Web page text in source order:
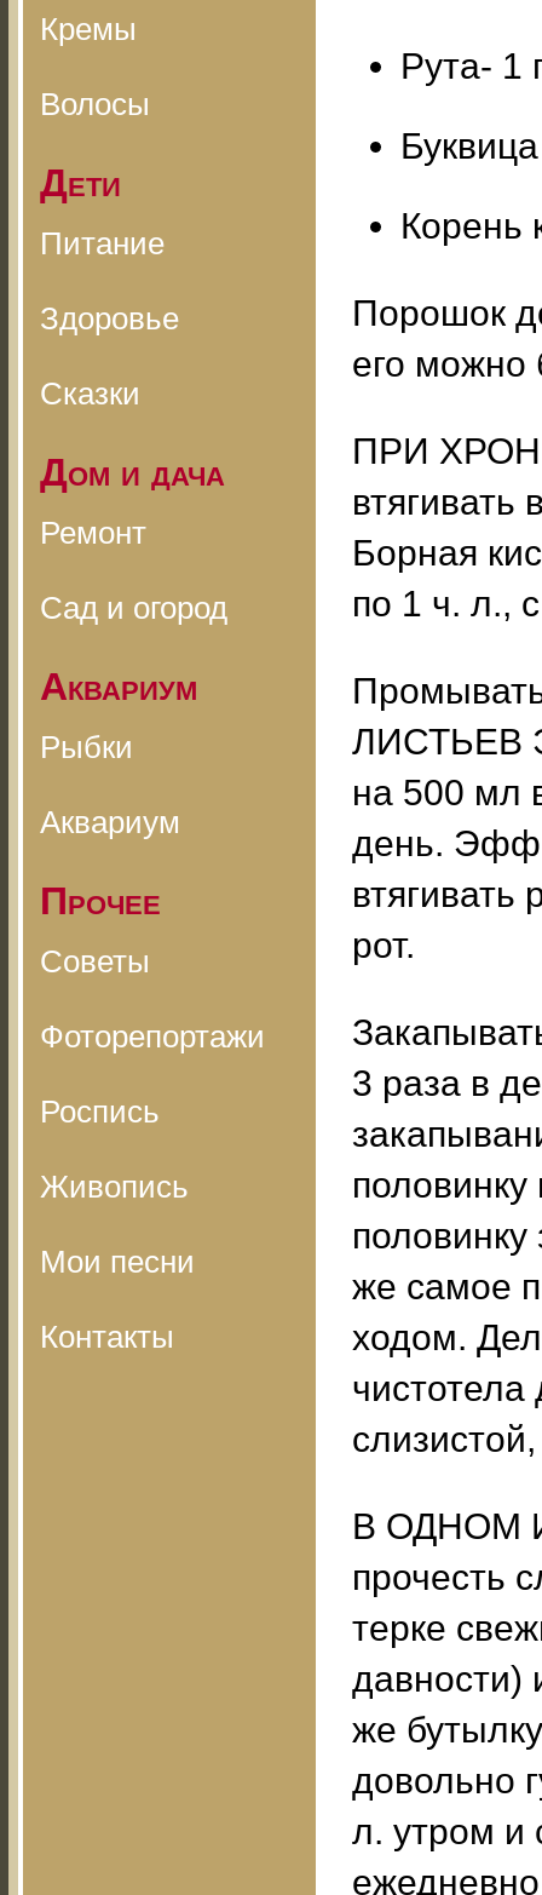
Кремы
Волосы
Дети
Питание
Здоровье
Сказки
Дом и дача
Ремонт
Сад и огород
Аквариум
Рыбки
Аквариум
Прочее
Советы
Фоторепортажи
Роспись
Живопись
Мои песни
Контакты
Рута- 1
Корень
Порошок
его можно
ПРИ
втягивать
Борная
по 1 ч. л.,
ЛИСТЬЕВ
на 500 мл
день.
рот.
3 раза в
же самое
ходом.
В ОДНОМ
прочесть
терке
давности)
же
довольно
л. утром и